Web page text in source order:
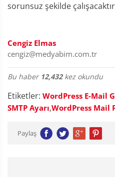
sorunsuz şekilde
Cengiz Elmas
cengiz@medyabim.com.tr
Bu haber 12,432kez okundu
Etiketler: WordPress E-Mail
SMTP Ayarı,WordPress Mail
Paylaş